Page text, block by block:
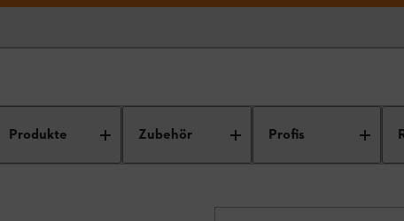
Produkte Zubehör Profis